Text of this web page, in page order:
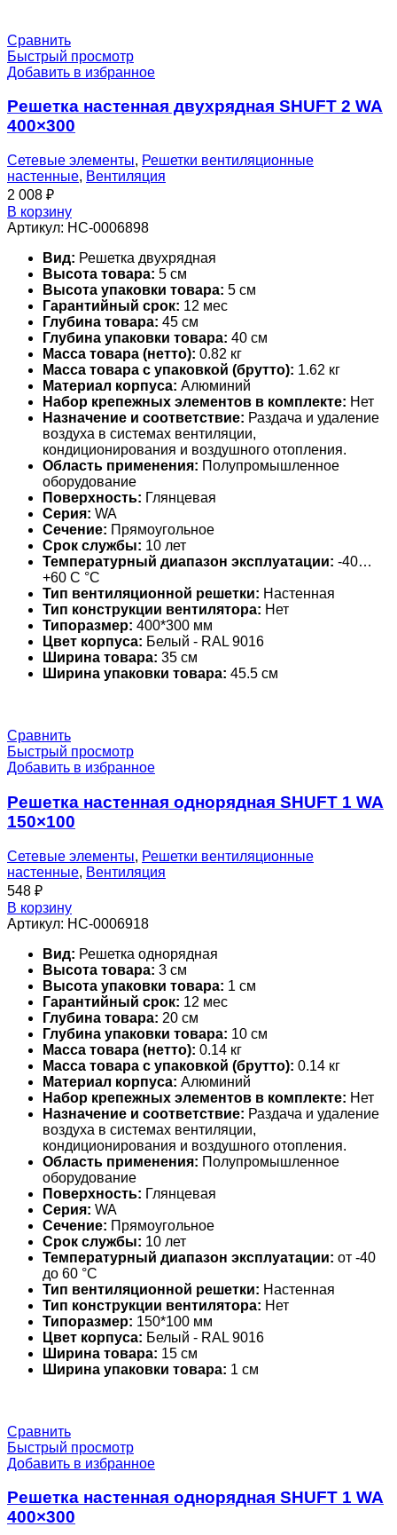
Сравнить
Быстрый просмотр
Добавить в избранное
Решетка настенная двухрядная SHUFT 2 WA
400×300
Сетевые элементы, Решетки вентиляционные
настенные, Вентиляция
2 008 ₽
В корзину
Артикул: НС-0006898
Вид: Решетка двухрядная
Высота товара: 5 см
Высота упаковки товара: 5 см
Гарантийный срок: 12 мес
Глубина товара: 45 см
Глубина упаковки товара: 40 см
Масса товара (нетто): 0.82 кг
Масса товара с упаковкой (брутто): 1.62 кг
Материал корпуса: Алюминий
Набор крепежных элементов в комплекте: Нет
Назначение и соответствие: Раздача и удаление
воздуха в системах вентиляции,
кондиционирования и воздушного отопления.
Область применения: Полупромышленное
оборудование
Поверхность: Глянцевая
Серия: WA
Сечение: Прямоугольное
Срок службы: 10 лет
Температурный диапазон эксплуатации: -40…
+60 С °С
Тип вентиляционной решетки: Настенная
Тип конструкции вентилятора: Нет
Типоразмер: 400*300 мм
Цвет корпуса: Белый - RAL 9016
Ширина товара: 35 см
Ширина упаковки товара: 45.5 см
Сравнить
Быстрый просмотр
Добавить в избранное
Решетка настенная однорядная SHUFT 1 WA
150×100
Сетевые элементы, Решетки вентиляционные
настенные, Вентиляция
548 ₽
В корзину
Артикул: НС-0006918
Вид: Решетка однорядная
Высота товара: 3 см
Высота упаковки товара: 1 см
Гарантийный срок: 12 мес
Глубина товара: 20 см
Глубина упаковки товара: 10 см
Масса товара (нетто): 0.14 кг
Масса товара с упаковкой (брутто): 0.14 кг
Материал корпуса: Алюминий
Набор крепежных элементов в комплекте: Нет
Назначение и соответствие: Раздача и удаление
воздуха в системах вентиляции,
кондиционирования и воздушного отопления.
Область применения: Полупромышленное
оборудование
Поверхность: Глянцевая
Серия: WA
Сечение: Прямоугольное
Срок службы: 10 лет
Температурный диапазон эксплуатации: от -40
до 60 °С
Тип вентиляционной решетки: Настенная
Тип конструкции вентилятора: Нет
Типоразмер: 150*100 мм
Цвет корпуса: Белый - RAL 9016
Ширина товара: 15 см
Ширина упаковки товара: 1 см
Сравнить
Быстрый просмотр
Добавить в избранное
Решетка настенная однорядная SHUFT 1 WA
400×300